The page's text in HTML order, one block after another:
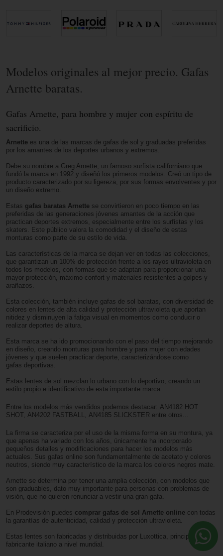
Modelos originales al mejor precio. Gafas
Arnette baratas.
Gafas Arnette, para hombre y mujer con espíritu de
sacrificio.
Arnette es una de las marcas de gafas de sol y graduadas preferidas
por los amantes de los deportes urbanos y extremos.
Debe su nombre a Greg Arnette, un famoso surfista californiano que
fundó la marca en 1992 y diseñó los primeros modelos. Creó un tipo de
producto caracterizado por su ligereza, por sus formas envolventes y por
un diseño extremo.
Estas gafas baratas Arnette se convirtieron en poco tiempo en las
preferidas de las generaciones jóvenes amantes de la acción que
practican deportes extremos, especialmente entre los surfistas y los
skaters. Este público valora la comodidad y el diseño de estas
monturas como parte de su estilo de vida.
Las características de la marca se dejan ver en todas las colecciones,
que garantizan un 100% de protección frente a los rayos ultravioleta en
todos los modelos, con formas que se adaptan para proporcionar una
mayor protección, máximo confort y materiales resistentes a golpes y
arañazos.
Esta colección, también incluye gafas de sol baratas, con diversidad de
colores en lentes de alta calidad y protección ultravioleta que aportan
nitidez y disminuyen la fatiga visual en momentos como conducir o
realizar deportes de altura.
Esta marca se ha ido promocionando con el paso del tiempo mejorando
en diseño, creando monturas para hombre y para mujer con edades
jóvenes y que suelen practicar deporte, caracterizándose como
gafas deportivas.
Estas lentes de sol mezclan lo urbano con lo deportivo, creando un
estilo propio e identificativo de esta importante marca.
Entre los modelos más vendidos podemos destacar: AN4182 HOT
SHOT, AN4202 FASTBALL, AN4185 SLICKSTER entre otros...
La firma se caracteriza por el uso de la misma forma en su montura, ya
que apenas ha variado con los años, únicamente ha incorporado
pequeños detalles y modificaciones para hacer los modelos más
actuales. Sus gafas online son fundamentalmente de acetato y colores
neutros, siendo muy característico de la marca los colores negros mate.
Arnette se determina por tener una amplia colección, con modelos que
son graduables, dato muy importante para personas con problemas de
visión, que no quieren renunciar a vestir una gran gafa.
En Prodevisión puedes comprar gafas de sol Arnette online con todas
la garantías de autenticidad, calidad y protección ultravioleta.
Estas lentes son fabricadas y distribuidas por Luxottica, principal
fabricante italiano a nivel mundial.